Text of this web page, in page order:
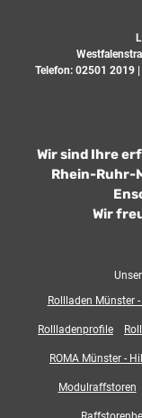
Telefon: 02501 2019
Wir sind Ihre
Rhein-Ruhr-
Wir
Rollladen Münster
Rollladenprofile
ROMA Münster -
Modulraffstoren